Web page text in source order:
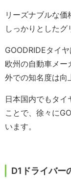
リーズナブルな
しっかりとしたグ
GOODRIDEタイ
欧州の自動車メー
外での知名度は向
日本国内でもタイ
ことで、徐々に
います。
D1ドライバー